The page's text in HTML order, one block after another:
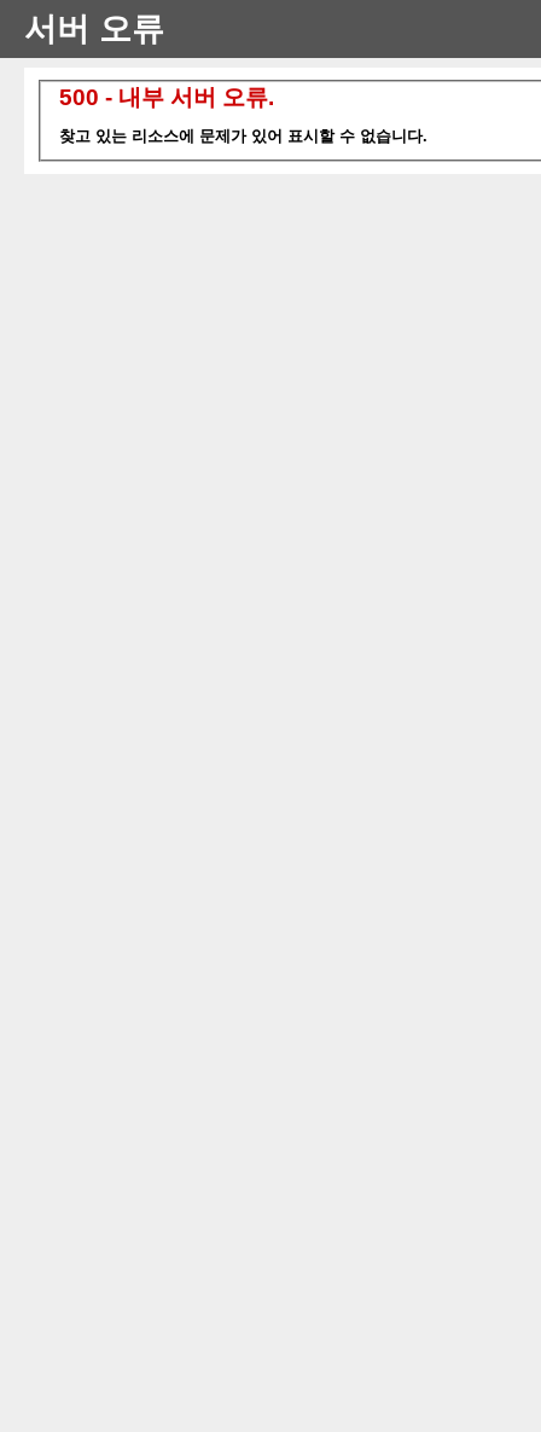
서버 오류
500 - 내부 서버 오류.
찾고 있는 리소스에 문제가 있어 표시할 수 없습니다.